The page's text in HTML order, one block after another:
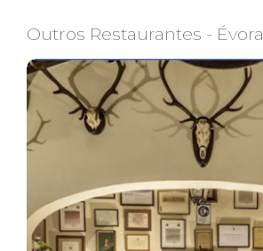
Outros Restaurantes - Évora